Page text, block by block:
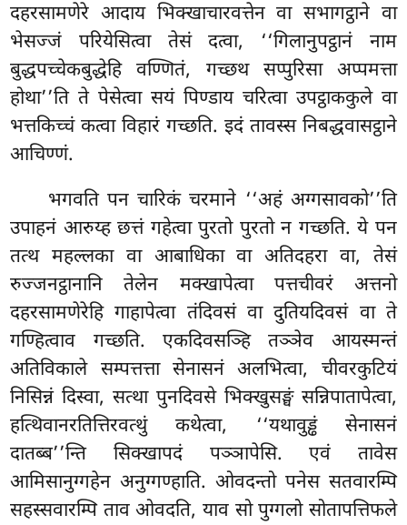
दहरसामणेरे आदाय भिक्खाचारवत्तेन वा सभागट्ठाने वा
भेसज्जं परियेसित्वा तेसं दत्वा, ‘‘गिलानुपट्ठानं नाम
बुद्धपच्चेकबुद्धेहि वण्णितं, गच्छथ सप्पुरिसा अप्पमत्ता
होथा’’ति ते पेसेत्वा सयं पिण्डाय चरित्वा उपट्ठाककुले वा
भत्तकिच्चं कत्वा विहारं गच्छति. इदं तावस्स निबद्धवासट्ठाने
आचिण्णं.
भगवतिपन चारिकं चरमाने ‘‘अहं अग्गसावको’’ति
उपाहनं आरुय्ह छत्तं गहेत्वा पुरतो पुरतो न गच्छति. ये पन
तत्थ महल्लका वा आबाधिका वा अतिदहरा वा, तेसं
रुज्जनट्ठानानि तेलेन मक्खापेत्वा पत्तचीवरं अत्तनो
दहरसामणेरेहि गाहापेत्वा तंदिवसं वा दुतियदिवसं वा ते
गण्हित्वाव गच्छति. एकदिवसञ्हि तञ्ञेव आयस्मन्तं
अतिविकाले सम्पत्तत्ता सेनासनं अलभित्वा, चीवरकुटियं
निसिन्नं दिस्वा, सत्था पुनदिवसे भिक्खुसङ्घं सन्निपातापेत्वा,
हत्थिवानरतित्तिरवत्थुं कथेत्वा, ‘‘यथावुड्ढं सेनासनं
दातब्ब’’न्ति सिक्खापदं पञ्ञापेसि. एवं तावेस
आमिसानुग्गहेन अनुग्गण्हाति. ओवदन्तो पनेस सतवारम्पि
सहस्सवारम्पि ताव ओवदति, याव सो पुग्गलो सोतापत्तिफले